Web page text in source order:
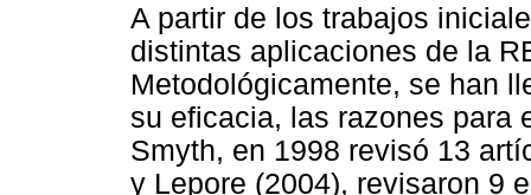
A partir de los trabajos
distintas aplicaciones de la
Metodológicamente, se han
su eficacia, las razones para
Smyth, en 1998 revisó 13
y Lepore (2004), revisaron 9